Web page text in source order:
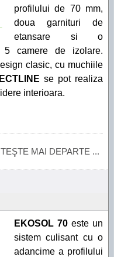
profilului de 70 mm,
doua garnituri de
etansare si o
5 camere de izolare.
clasic, cu muchiile
se pot realiza
interioara.
MAI DEPARTE ...
EKOSOL 70 este un
sistem culisant cu o
adancime a profilului